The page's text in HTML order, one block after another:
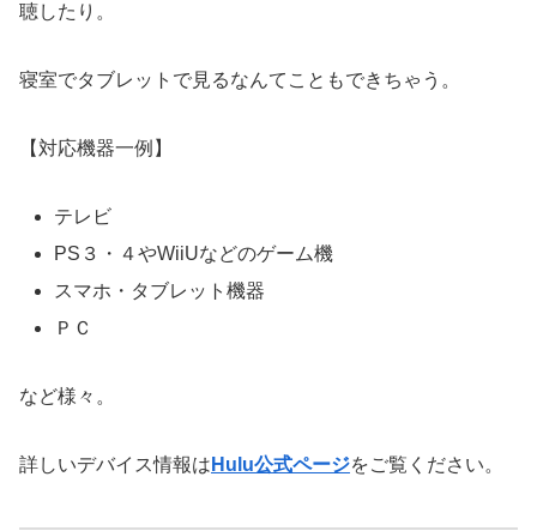
聴したり。
寝室でタブレットで見るなんてこともできちゃう。
【対応機器一例】
テレビ
PS３・４やWiiUなどのゲーム機
スマホ・タブレット機器
ＰＣ
など様々。
詳しいデバイス情報は Hulu公式ページをご覧ください。